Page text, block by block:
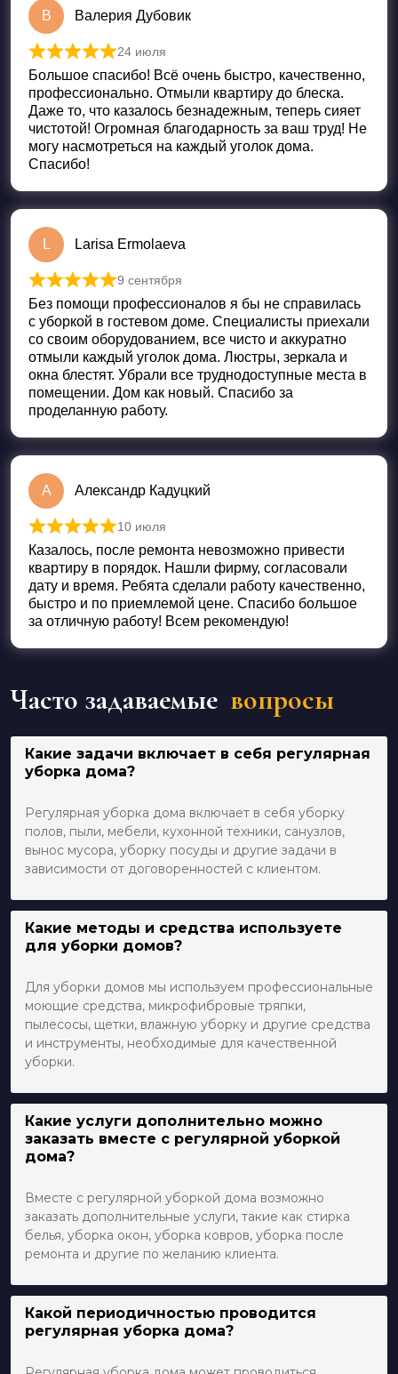
В Валерия Дубовик
Оценка
24 июля
Большое спасибо! Всё очень быстро, качественно,
профессионально. Отмыли квартиру до блеска.
Даже то, что казалось безнадежным, теперь сияет
чистотой! Огромная благодарность за ваш труд! Не
могу насмотреться на каждый уголок дома.
Спасибо!
L Larisa Ermolaeva
Оценка
9 сентября
Без помощи профессионалов я бы не справилась
с уборкой в гостевом доме. Специалисты приехали
со своим оборудованием, все чисто и аккуратно
отмыли каждый уголок дома. Люстры, зеркала и
окна блестят. Убрали все труднодоступные места в
помещении. Дом как новый. Спасибо за
проделанную работу.
А Александр Кадуцкий
Оценка
10 июля
Казалось, после ремонта невозможно привести
квартиру в порядок. Нашли фирму, согласовали
дату и время. Ребята сделали работу качественно,
быстро и по приемлемой цене. Спасибо большое
за отличную работу! Всем рекомендую!
Часто задаваемые вопросы
Какие задачи включает в себя регулярная
уборка дома?
Регулярная уборка дома включает в себя уборку
полов, пыли, мебели, кухонной техники, санузлов,
вынос мусора, уборку посуды и другие задачи в
зависимости от договоренностей с клиентом.
Какие методы и средства используете
для уборки домов?
Для уборки домов мы используем профессиональные
моющие средства, микрофибровые тряпки,
пылесосы, щетки, влажную уборку и другие средства
и инструменты, необходимые для качественной
уборки.
Какие услуги дополнительно можно
заказать вместе с регулярной уборкой
дома?
Вместе с регулярной уборкой дома возможно
заказать дополнительные услуги, такие как стирка
белья, уборка окон, уборка ковров, уборка после
ремонта и другие по желанию клиента.
Какой периодичностью проводится
регулярная уборка дома?